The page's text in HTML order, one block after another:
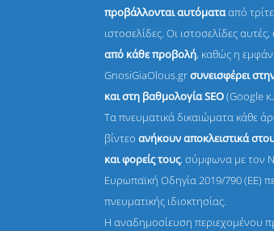
προβάλλονται αυτόματααπό
ιστοσελίδες. Οι ιστοσελίδες
από κάθε προβολή, καθώς η
GnosiGiaOlous.grσυνεισφέρει
και στη βαθμολογία SEO(Google
Τα πνευματικά δικαιώματα κάθε
βίντεοανήκουν αποκλειστικά
και φορείς τους, σύμφωνα με τον
Ευρωπαϊκή Οδηγία 2019/790 (ΕΕ)
πνευματικής ιδιοκτησίας.
Η αναδημοσίευση περιεχομένου